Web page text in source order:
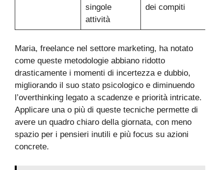
singole
attività
dei compiti
Maria, freelance nel settore marketing, ha notato
come queste metodologie abbiano ridotto
drasticamente i momenti di incertezza e dubbio,
migliorando il suo stato psicologico e diminuendo
l’overthinking legato a scadenze e priorità intricate.
Applicare una o più di queste tecniche permette di
avere un quadro chiaro della giornata, con meno
spazio per i pensieri inutili e più focus su azioni
concrete.